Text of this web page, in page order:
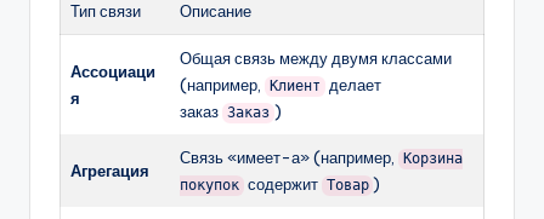
Тип связи Описание
Ассоциаци
я
Общая связь между двумя классами
(например,
Клиент делает
заказ Заказ )
Агрегация
Связь «имеет-а» (например,
Корзина
покупок содержит Товар )